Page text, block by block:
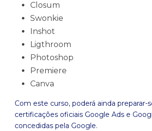
Closum
Swonkie
Inshot
Ligthroom
Photoshop
Premiere
Canva
Com este curso, poderá ainda preparar-
certificações oficiais Google Ads e
concedidas pela Google.